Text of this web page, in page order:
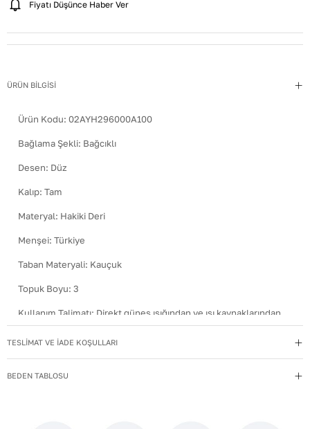
Fiyatı Düşünce Haber Ver
ÜRÜN BİLGİSİ
Ürün Kodu: 02AYH296000A100
Bağlama Şekli: Bağcıklı
Desen: Düz
Kalıp: Tam
Materyal: Hakiki Deri
Menşei: Türkiye
Taban Materyali: Kauçuk
Topuk Boyu: 3
Kullanım Talimatı: Direkt güneş ışığından ve ısı kaynaklarından
uzak tutun.
Deri ayakkabılarınızı yumuşak bir fırçayla tozdan
bekleyin.
TESLİMAT VE İADE KOŞULLARI
BEDEN TABLOSU